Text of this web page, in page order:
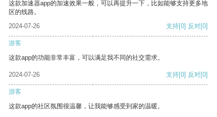
这款加速器app的加速效果一般，可以再提升一下，比如能够支持更多地
区的线路。
2024-07-26
支持[0] 反对[0]
游客
这款app的功能非常丰富，可以满足我不同的社交需求。
2024-07-26 支持[0] 反对[0]
游客
这款app的社区氛围很温馨，让我能够感受到家的温暖。